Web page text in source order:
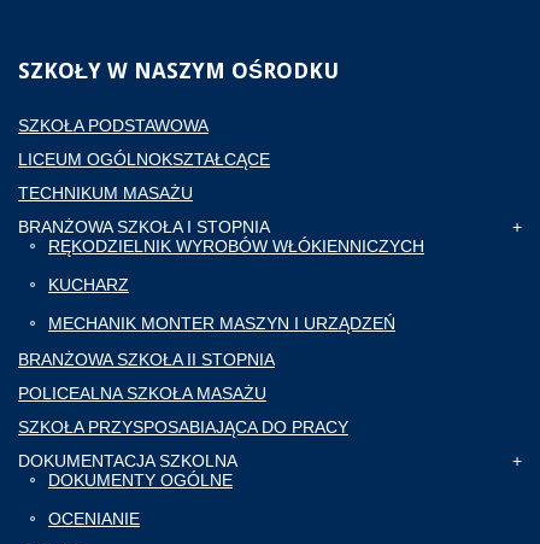
SZKOŁY W NASZYM OŚRODKU
SZKOŁA PODSTAWOWA
LICEUM OGÓLNOKSZTAŁCĄCE
TECHNIKUM MASAŻU
BRANŻOWA SZKOŁA I STOPNIA
RĘKODZIELNIK WYROBÓW WŁÓKIENNICZYCH
KUCHARZ
MECHANIK MONTER MASZYN I URZĄDZEŃ
BRANŻOWA SZKOŁA II STOPNIA
POLICEALNA SZKOŁA MASAŻU
SZKOŁA PRZYSPOSABIAJĄCA DO PRACY
DOKUMENTACJA SZKOLNA
DOKUMENTY OGÓLNE
OCENIANIE